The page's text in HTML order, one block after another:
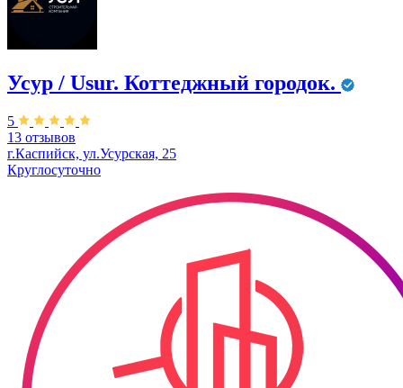
Усур / Usur. ​Коттеджный городок.
5
13 отзывов
г.Каспийск, ул.Усурская, 25
Круглосуточно